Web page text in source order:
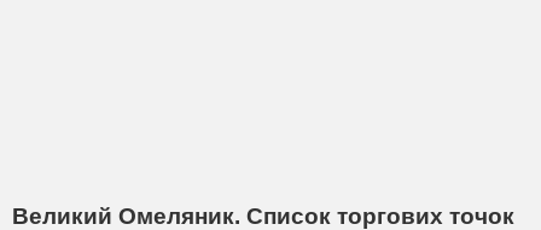
Великий Омеляник. Список торгових точок